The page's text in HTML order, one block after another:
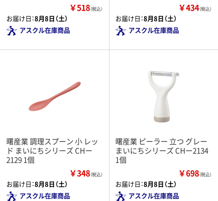
￥518（税込）
お届け日：8月8日（土）
アスクル在庫商品
￥434（税込）
お届け日：8月8日（土）
アスクル在庫商品
曙産業 調理スプーン 小 レッ
ド まいにちシリーズ CHー
2129 1個
￥348（税込）
お届け日：8月8日（土）
アスクル在庫商品
曙産業 ピーラー 立つ グレー
まいにちシリーズ CHー2134
1個
￥698（税込）
お届け日：8月8日（土）
アスクル在庫商品